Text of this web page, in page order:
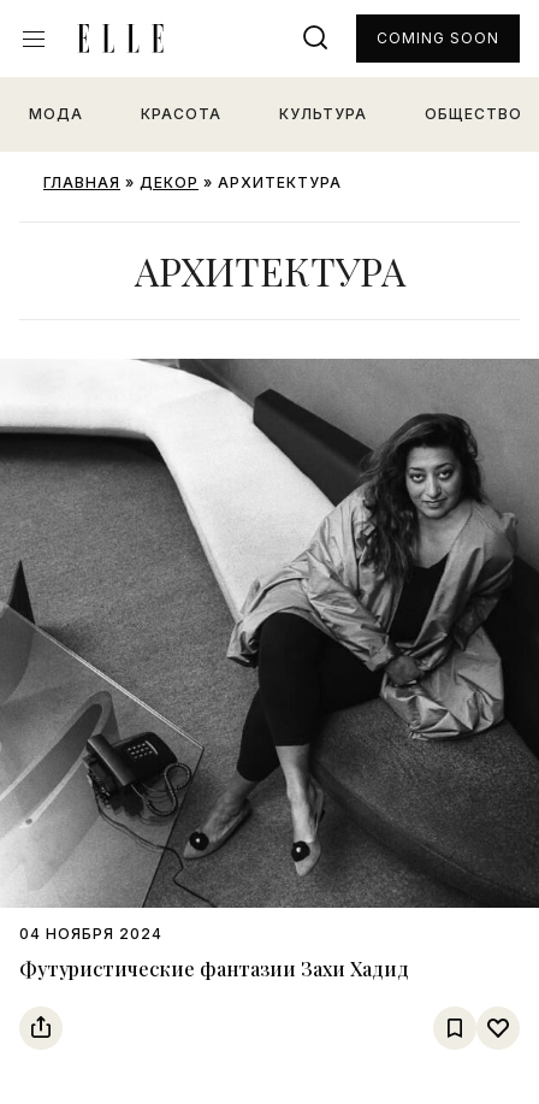
МОДА КРАСОТА КУЛЬТУРА ОБЩЕСТВО
COMING SOON
ГЛАВНАЯ » ДЕКОР » АРХИТЕКТУРА
АРХИТЕКТУРА
Футуристические фантазии Захи Хадид
04 НОЯБРЯ 2024